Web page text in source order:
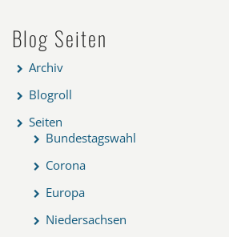
Blog Seiten
Archiv
Blogroll
Seiten
Bundestagswahl
Corona
Europa
Niedersachsen